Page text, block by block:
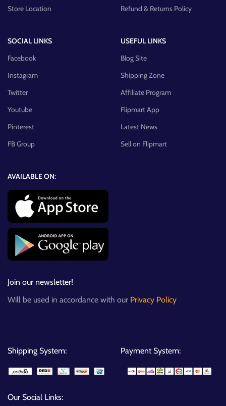
Store Location
Refund & Returns Policy
SOCIAL LINKS
Facebook
Instagram
Twitter
Youtube
Pinterest
FB Group
USEFUL LINKS
Blog Site
Shipping Zone
Affiliate Program
Flipmart App
Latest News
Sell on Flipmart
AVAILABLE ON:
Join our newsletter!
Will be used in accordance with our Privacy Policy
Shipping System: Payment System:
Our Social Links: